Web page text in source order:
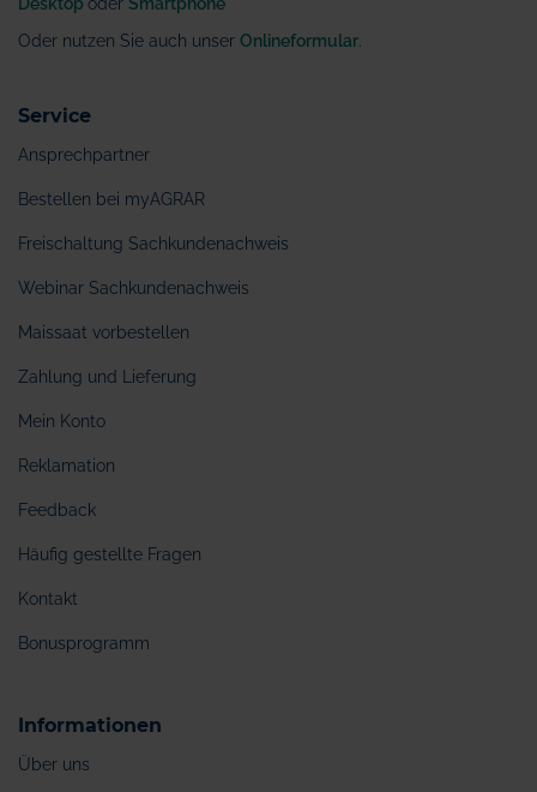
Oder nutzen Sie auch unser Onlineformular
Service
Ansprechpartner
Bestellen bei myAGRAR
Freischaltung Sachkundenachweis
Webinar Sachkundenachweis
Maissaat vorbestellen
Zahlung und Lieferung
Mein Konto
Reklamation
Feedback
Häufig gestellte Fragen
Kontakt
Bonusprogramm
Informationen
Über uns